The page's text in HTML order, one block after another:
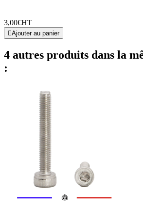
3,00€HT
Ajouter au panier
4 autres produits dans la
: